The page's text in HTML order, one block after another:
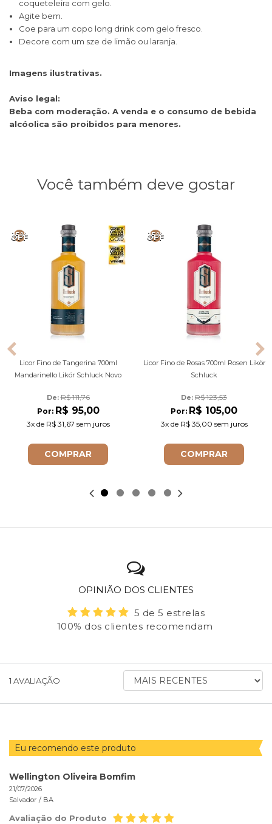
coqueteleira com gelo.
Agite bem.
Coe para um copo long drink com gelo fresco.
Decore com um sze de limão ou laranja.
Imagens ilustrativas.
Aviso legal:
Beba com moderação. A venda e o consumo de bebida
alcóolica são proibidos para menores.
Você também deve gostar
15%
OFF
Licor Fino de Tangerina 700ml
Mandarinello Likör Schluck Novo
De: R$ 111,76
Por: R$ 95,00
3xde R$ 31,67 sem juros
COMPRAR
15%
OFF
Licor Fino de Rosas 700ml Rosen Likör
Schluck
De: R$ 123,53
Por: R$ 105,00
3xde R$ 35,00 sem juros
COMPRAR
OPINIÃO DOS CLIENTES
5 de 5 estrelas
100% dos clientes recomendam
1 AVALIAÇÃO
ORDENAR
AVALIAÇÕES
Eu recomendo este produto
Wellington Oliveira Bomfim
21/07/2026
Salvador / BA
Avaliação do Produto